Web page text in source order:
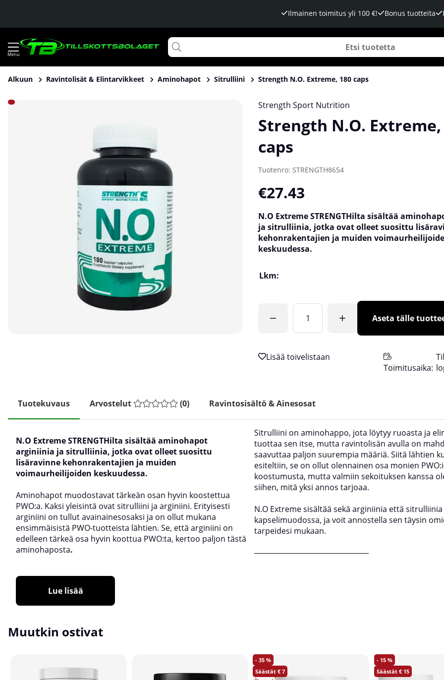
Ilmainen toimitus yli 100 €! Bonus tuotteita
Alkuun Ravintolisät & Elintarvikkeet Aminohapot Sitrulliini Strength N.O. Extreme, 180 caps
Tuotekuvat Strength N.O. Extreme, 180 caps Strength Sport Nutrition
Strength N.O. Extreme,
caps
Tuotenro: STRENGTH8654
€27.43
N.O Extreme STRENGTHilta sisältää
ja sitrulliinia, jotka ovat olleet suosittu
kehonrakentajien ja muiden
keskuudessa.
Lkm:
Aseta tälle
Toimitusaika:
Tuotekuvaus Arvostelut (0) Ravintosisältö & Ainesosat
N.O Extreme STRENGTHilta sisältää aminohapot
arginiinia ja sitrulliinia, jotka ovat olleet suosittu
lisäravinne kehonrakentajien ja muiden
voimaurheilijoiden keskuudessa.
Aminohapot muodostavat tärkeän osan hyvin koostettua
PWO:a. Kaksi yleisintä ovat sitrulliini ja arginiini. Erityisesti
arginiini on tullut avainainesosaksi ja on ollut mukana
ensimmäisistä PWO-tuotteista lähtien. Se, että arginiini on
edelleen tärkeä osa hyvin koottua PWO:ta, kertoo paljon tästä
aminohaposta.
Sitrulliini on aminohappo, jota löytyy ruoasta ja
tuottaa sen itse, mutta ravintolisän avulla on
saavuttaa paljon suurempia määriä. Siitä lähtien
esiteltiin, se on ollut olennainen osa monien
koostumusta, mutta valmiin sekoituksen kanssa
siihen, mitä yksi annos tarjoaa.
N.O Extreme sisältää sekä arginiinia että sitrulliinia
kapselimuodossa, ja voit annostella sen täysin
tarpeidesi mukaan.
Lue lisää
Muutkin ostivat
35
7
15
15